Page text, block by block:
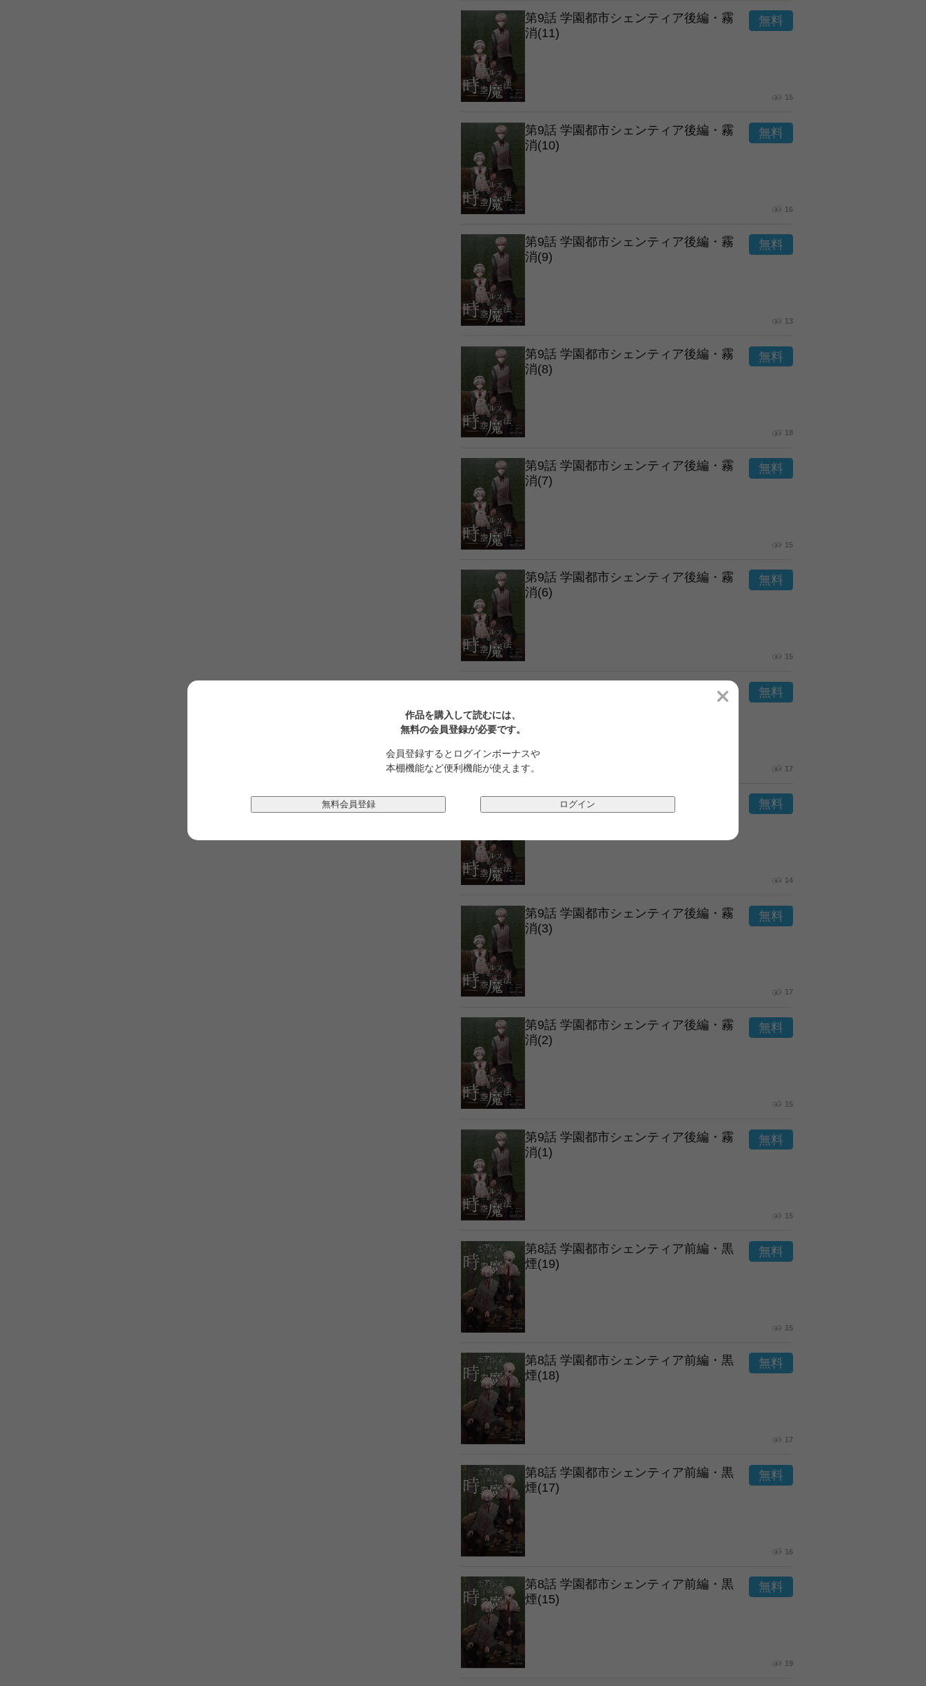
作品を購入して読むには、
無料の会員登録が必要です。
会員登録するとログインボーナスや
本棚機能など便利機能が使えます。
無料会員登録 ログイン
第9話 学園都市シェンティア後編・霧
消(11)
15
第9話 学園都市シェンティア後編・霧
消(10)
16
第9話 学園都市シェンティア後編・霧
消(9)
13
第9話 学園都市シェンティア後編・霧
消(8)
18
第9話 学園都市シェンティア後編・霧
消(7)
15
第9話 学園都市シェンティア後編・霧
消(6)
15
第9話 学園都市シェンティア後編・霧
17
第9話 学園都市シェンティア後編・霧
消(4)
14
第9話 学園都市シェンティア後編・霧
消(3)
17
第9話 学園都市シェンティア後編・霧
消(2)
15
第9話 学園都市シェンティア後編・霧
消(1)
15
第8話 学園都市シェンティア前編・黒
煙(19)
15
第8話 学園都市シェンティア前編・黒
煙(18)
17
第8話 学園都市シェンティア前編・黒
煙(17)
16
第8話 学園都市シェンティア前編・黒
煙(15)
19